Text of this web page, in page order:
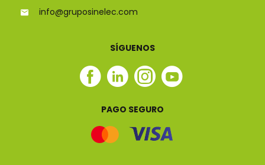
info@gruposinelec.com
SÍGUENOS
Facebook
Linkedin
Instagram
Youtube
PAGO SEGURO